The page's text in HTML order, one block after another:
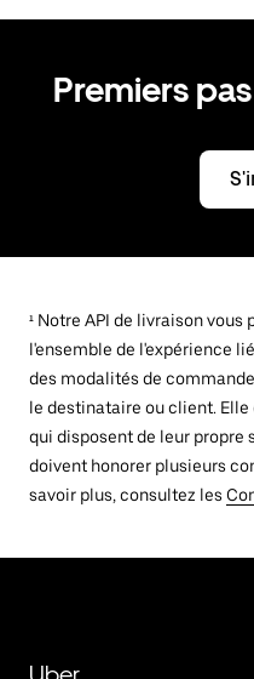
Premiers
¹ Notre API de livraison
l'ensemble de l'expérience
des modalités de
le destinataire ou client.
qui disposent de leur propre
doivent honorer plusieurs
savoir plus, consultez les